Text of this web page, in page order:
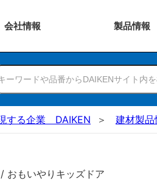
会社情報 製品情報
する企業 DAIKEN 建材製品
おもいやりキッズドア